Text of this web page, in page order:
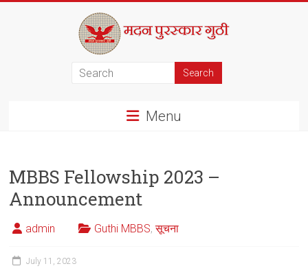
Menu
MBBS Fellowship 2023 –
Announcement
admin Guthi MBBS,सूचना
July 11, 2023